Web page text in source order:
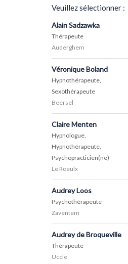
Veuillez sélectionner :
Alain Sadzawka
Thérapeute
Auderghem
Véronique Boland
Hypnothérapeute,
Sexothérapeute
Beersel
Claire Menten
Hypnologue,
Hypnothérapeute,
Psychopracticien(ne)
Le Roeulx
Audrey Loos
Psychothérapeute
Zaventem
Audrey de Broqueville
Thérapeute
Uccle